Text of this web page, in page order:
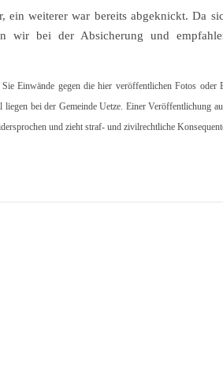
ein weiterer war bereits abgeknickt. Da
wir bei der Absicherung und
Einwände gegen die hier veröffentlichen Fotos oder
bei der Gemeinde Uetze. Einer Veröffentlichung
und zieht straf- und zivilrechtliche